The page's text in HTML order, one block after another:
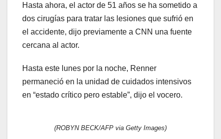
Hasta ahora, el actor de 51 años se ha sometido a
dos cirugías para tratar las lesiones que sufrió en
el accidente, dijo previamente a CNN una fuente
cercana al actor.
Hasta este lunes por la noche, Renner
permaneció en la unidad de cuidados intensivos
en “estado crítico pero estable”, dijo el vocero.
(ROBYN BECK/AFP via Getty Images)